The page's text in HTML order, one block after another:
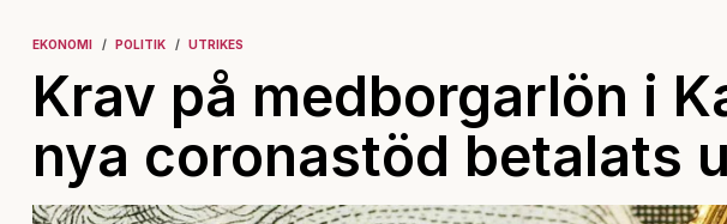
EKONOMI POLITIK UTRIKES
Krav på medborgarlön i
nya coronastöd betalats